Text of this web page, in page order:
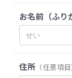
お名前（ふり
住所 （任意項目